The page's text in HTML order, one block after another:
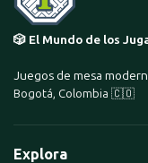
🎲 El Mundo de los
Juegos de mesa
Bogotá, Colombia 🇨🇴
Explora